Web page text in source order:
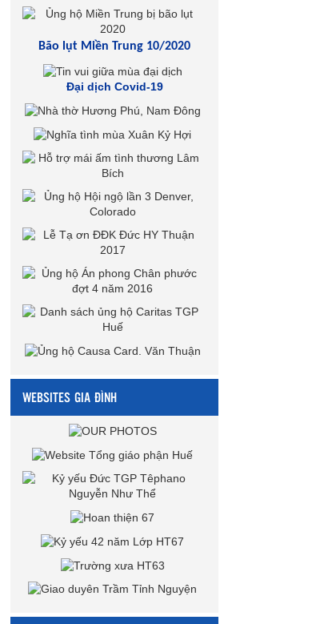
Bão lụt Miền Trung 10/2020
Đại dịch Covid-19
WEBSITES GIA ĐÌNH